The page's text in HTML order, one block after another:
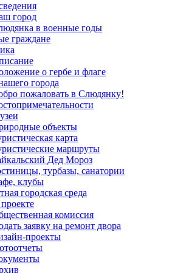
город
в военные годы
граждане
о гербе и флаге
города
пожаловать в Слюдянку!
объекты
карта
маршруты
Дед Мороз
турбазы, санатории
клубы
городская среда
комиссия
заявку на ремонт двора
проекты